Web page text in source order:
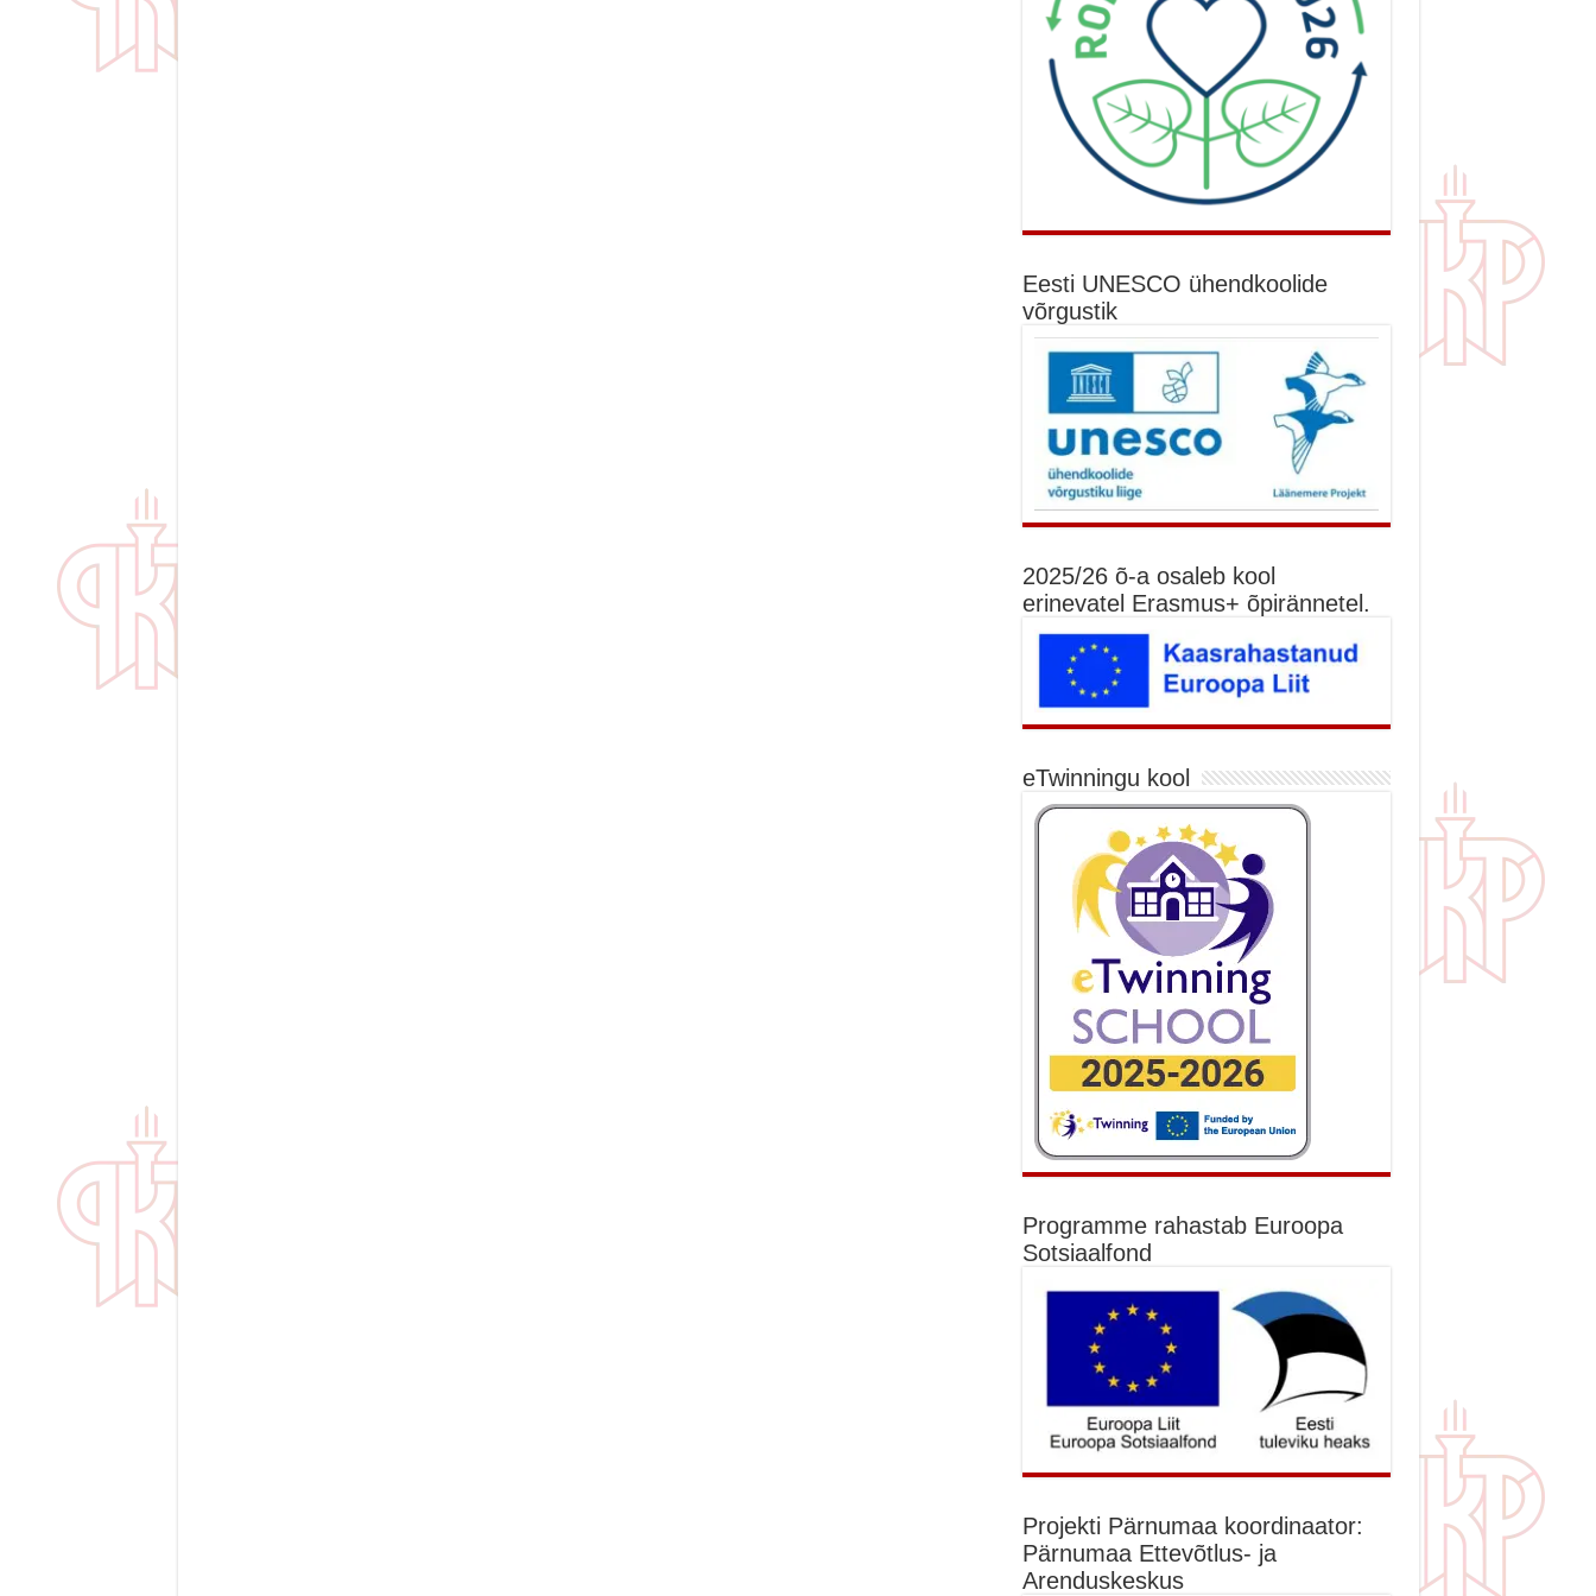
Eesti UNESCO ühendkoolide
võrgustik
2025/26 õ-a osaleb kool
erinevatel Erasmus+ õpirännetel.
eTwinningu kool
Programme rahastab Euroopa
Sotsiaalfond
Projekti Pärnumaa koordinaator:
Pärnumaa Ettevõtlus- ja
Arenduskeskus